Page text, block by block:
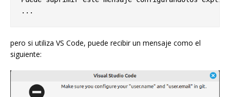
pero si utiliza VS Code, puede recibir un mensaje como el
siguiente: